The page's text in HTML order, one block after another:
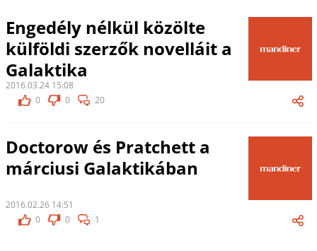
Engedély nélkül közölte
külföldi szerzők novelláit a
Galaktika
2016.03.24 15:08
0
0 20
Doctorow és Pratchett a
márciusi Galaktikában
2016.02.26 14:51
0
0 1